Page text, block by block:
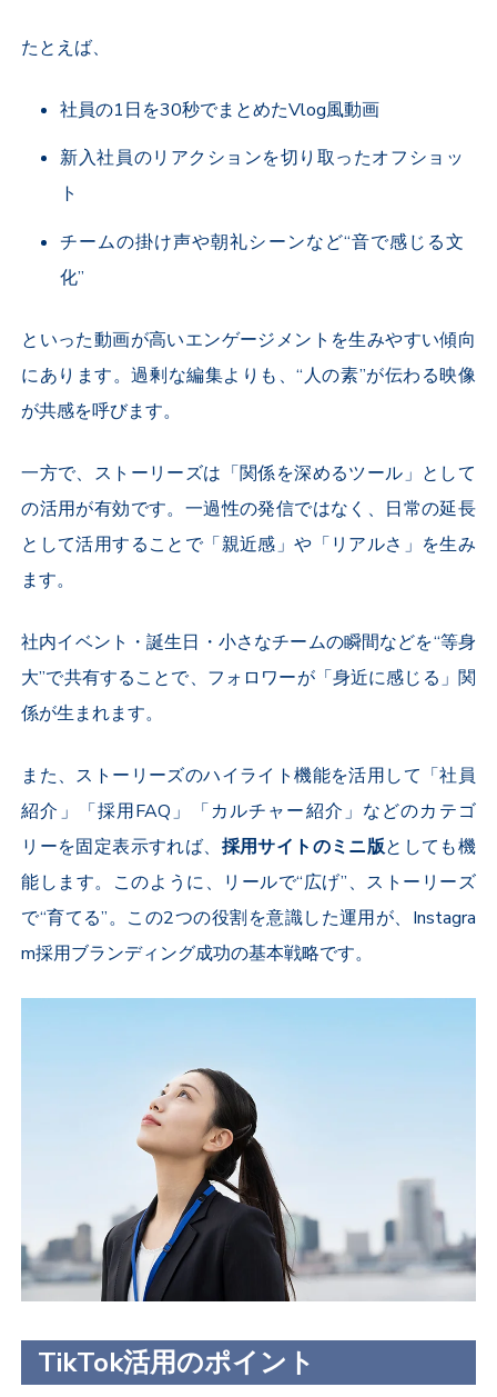
たとえば、
社員の1日を30秒でまとめたVlog風動画
新入社員のリアクションを切り取ったオフショッ
ト
チームの掛け声や朝礼シーンなど“音で感じる文
化”
といった動画が高いエンゲージメントを生みやすい傾向
にあります。過剰な編集よりも、“人の素”が伝わる映像
が共感を呼びます。
一方で、ストーリーズは「関係を深めるツール」として
の活用が有効です。一過性の発信ではなく、日常の延長
として活用することで「親近感」や「リアルさ」を生み
ます。
社内イベント・誕生日・小さなチームの瞬間などを“等身
大”で共有することで、フォロワーが「身近に感じる」関
係が生まれます。
また、ストーリーズのハイライト機能を活用して「社員
紹介」「採用FAQ」「カルチャー紹介」などのカテゴ
リーを固定表示すれば、 採用サイトのミニ版としても機
能します。このように、リールで“広げ”、ストーリーズ
で“育てる”。この2つの役割を意識した運用が、 Instagra
m採用ブランディング成功の基本戦略です。
TikTok活用のポイント